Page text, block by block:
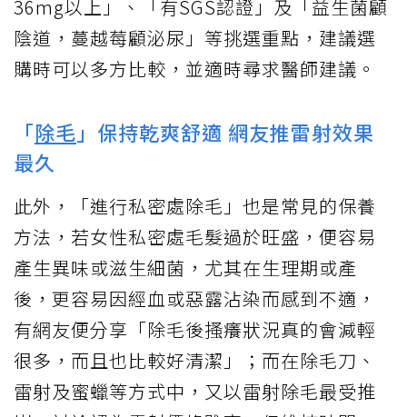
36mg以上」、「有SGS認證」及「益生菌顧
陰道，蔓越莓顧泌尿」等挑選重點，建議選
購時可以多方比較，並適時尋求醫師建議。
「除毛 」保持乾爽舒適 網友推雷射效果
最久
此外，「進行私密處除毛」也是常見的保養
方法，若女性私密處毛髮過於旺盛，便容易
產生異味或滋生細菌，尤其在生理期或產
後，更容易因經血或惡露沾染而感到不適，
有網友便分享「除毛後搔癢狀況真的會減輕
很多，而且也比較好清潔」；而在除毛刀、
雷射及蜜蠟等方式中，又以雷射除毛最受推